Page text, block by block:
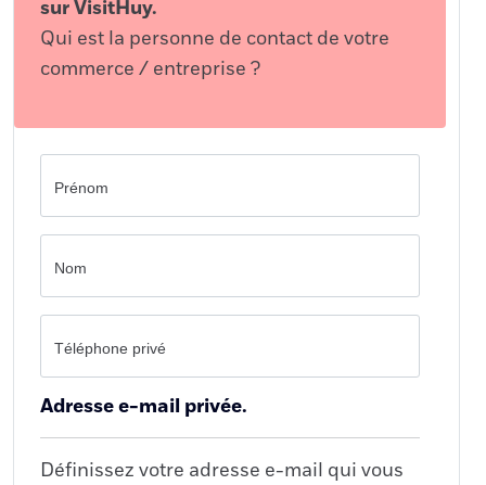
sur VisitHuy.
Qui est la personne de contact de votre
commerce / entreprise ?
Prénom
Nom
Téléphone privé
Adresse e-mail privée.
Définissez votre adresse e-mail qui vous